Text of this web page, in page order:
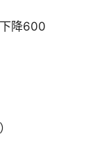
降600